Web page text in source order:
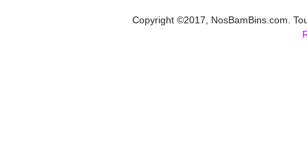
Copyright ©2017, NosBamBins.com.